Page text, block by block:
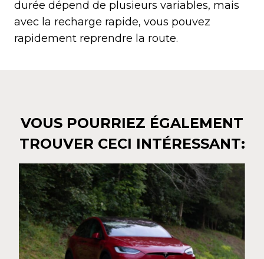
durée dépend de plusieurs variables, mais
avec la recharge rapide, vous pouvez
rapidement reprendre la route.
VOUS POURRIEZ ÉGALEMENT
TROUVER CECI INTÉRESSANT: